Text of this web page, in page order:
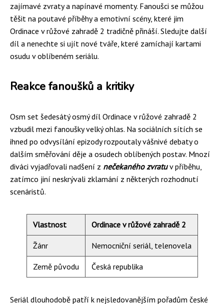
zajímavé zvraty a napínavé momenty. Fanoušci se můžou
těšit na poutavé příběhy a emotivní scény, které jim
Ordinace v růžové zahradě 2 tradičně přináší. Sledujte další
díl a nenechte si ujít nové tváře, které zamíchají kartami
osudu v oblíbeném seriálu.
Reakce fanoušků a kritiky
Osm set šedesátý osmý díl Ordinace v růžové zahradě 2
vzbudil mezi fanoušky velký ohlas. Na sociálních sítích se
ihned po odvysílání epizody rozpoutaly vášnivé debaty o
dalším směřování děje a osudech oblíbených postav. Mnozí
diváci vyjadřovali nadšení z nečekaného zvratuv příběhu,
zatímco jiní neskrývali zklamání z některých rozhodnutí
scenáristů.
Vlastnost Ordinace v růžové zahradě 2
Žánr Nemocniční seriál, telenovela
Země původu Česká republika
Seriál dlouhodobě patří k nejsledovanějším pořadům české